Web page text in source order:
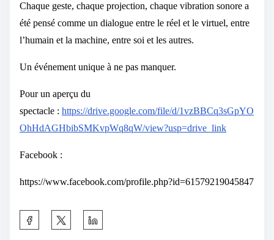
Chaque geste, chaque projection, chaque vibration sonore a
été pensé comme un dialogue entre le réel et le virtuel, entre
l’humain et la machine, entre soi et les autres.
Un événement unique à ne pas manquer.
Pour un aperçu du
spectacle : https://drive.google.com/file/d/1vzBBCq3sGpYO
OhHdAGHbibSMKvpWq8qW/view?usp=drive_link
Facebook :
https://www.facebook.com/profile.php?id=61579219045847